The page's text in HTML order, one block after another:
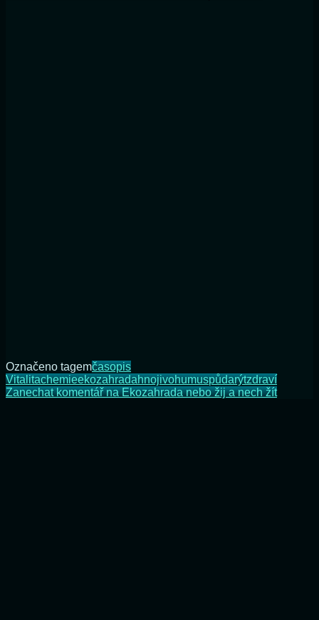
Označeno tagemčasopis
Vitalitachemieekozahradahnojivohumuspůdarýtzdraví
Zanechat komentářna Ekozahrada nebo žij a nech žít